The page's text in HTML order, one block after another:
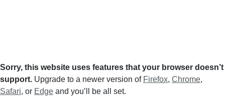
Sorry, this website uses features that your browser doesn’t
support. Upgrade to a newer version of Firefox, Chrome,
Safari, or Edge and you’ll be all set.